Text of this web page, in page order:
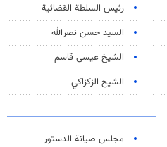
رئیس السلطة القضائیة
السيد حسن نصرالله
الشيخ عيسى قاسم
الشيخ الزكزاكي
مجلس صيانة الدستور